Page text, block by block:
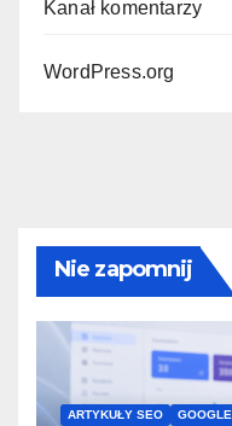
Kanał komentarzy
WordPress.org
Nie zapomnij
ARTYKUŁY SEO GOOGLE